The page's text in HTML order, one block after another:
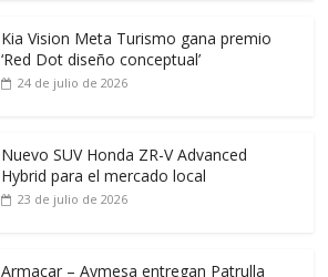
Kia Vision Meta Turismo gana premio
‘Red Dot diseño conceptual’
24 de julio de 2026
Nuevo SUV Honda ZR-V Advanced
Hybrid para el mercado local
23 de julio de 2026
Armacar – Aymesa entregan Patrulla